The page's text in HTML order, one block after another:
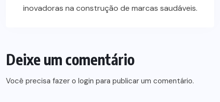
inovadoras na construção de marcas saudáveis.
Deixe um comentário
Você precisa fazer o login para publicar um comentário.